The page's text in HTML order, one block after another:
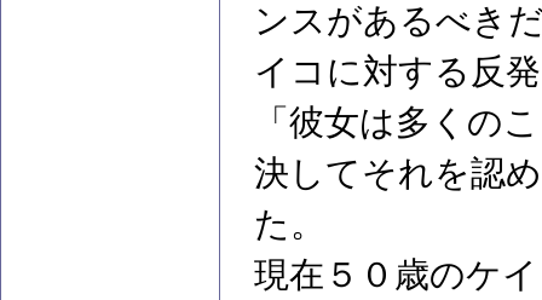
ンスがあるべき
イコに対する反
「彼女は多くの
決してそれを認
た。
現在５０歳のケ